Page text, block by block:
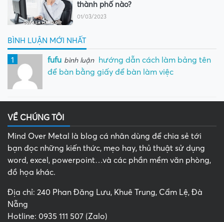
thành phố nào?
01/03/2023
BÌNH LUẬN MỚI NHẤT
1 fufu bình luận
hướng dẫn cách làm bảng tên
để bàn bằng giấy để bàn làm việc
VỀ CHÚNG TÔI
Mind Over Metal là blog cá nhân dùng để chia sẻ tới
bạn đọc những kiến thức, mẹo hay, thủ thuật sử dụng
word, excel, powerpoint…và các phần mềm văn phòng,
đồ họa khác.
Địa chỉ: 240 Phan Đăng Lưu, Khuê Trung, Cẩm Lệ, Đà
Nẵng
Hotline: 0935 111 507 (Zalo)